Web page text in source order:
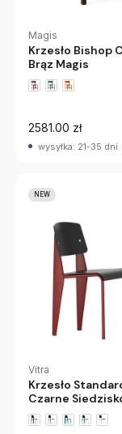
Magis
Krzesło Bishop
Brąz Magis
2581.00 zł
wysyłka: 21-35 dni
NEW
Vitra
Krzesło
Czarne
Podstawa
Vitra